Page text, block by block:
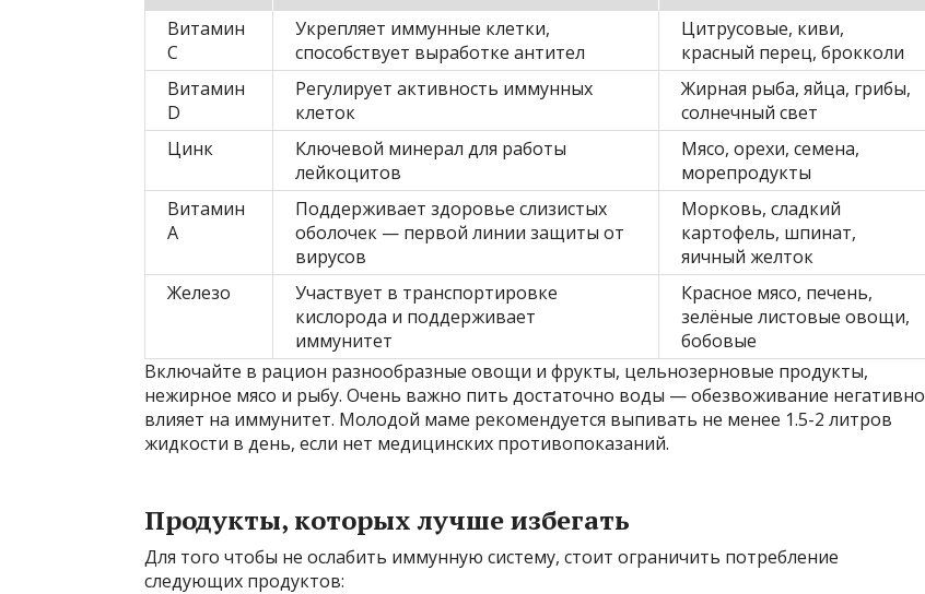
Витамин
C
Укрепляет иммунные клетки,
способствует выработке антител
Цитрусовые, киви,
красный перец, брокколи
Витамин
D
Регулирует активность иммунных
клеток
Жирная рыба, яйца, грибы,
солнечный свет
Цинк
Ключевой минерал для работы
лейкоцитов
Мясо, орехи, семена,
морепродукты
Витамин
A
Поддерживает здоровье слизистых
оболочек — первой линии защиты от
вирусов
Морковь, сладкий
картофель, шпинат,
яичный желток
Железо
Участвует в транспортировке
кислорода и поддерживает
иммунитет
Красное мясо, печень,
зелёные листовые овощи,
бобовые
Включайте в рацион разнообразные овощи и фрукты, цельнозерновые продукты,
нежирное мясо и рыбу. Очень важно пить достаточно воды — обезвоживание негативно
влияет на иммунитет. Молодой маме рекомендуется выпивать не менее 1.5-2 литров
жидкости в день, если нет медицинских противопоказаний.
Продукты, которых лучше избегать
Для того чтобы не ослабить иммунную систему, стоит ограничить потребление
следующих продуктов: